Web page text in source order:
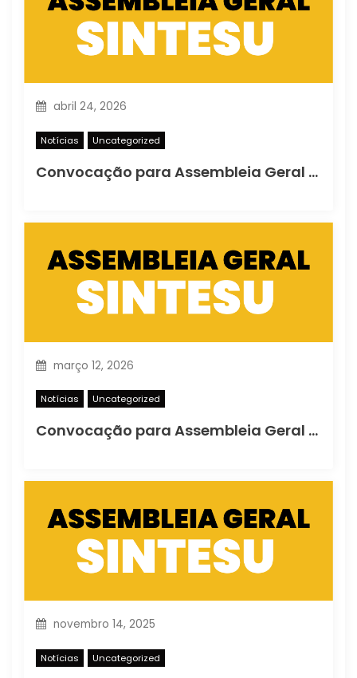
abril 24, 2026
Notícias Uncategorized
Convocação para Assembleia Geral Ordinária
março 12, 2026
Notícias Uncategorized
Convocação para Assembleia Geral Extraordinária
novembro 14, 2025
Notícias Uncategorized